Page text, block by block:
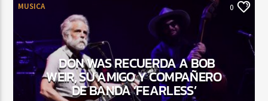
MUSICA 0
DON WAS RECUERDA A BOB
WEIR, SU AMIGO Y COMPAÑERO
DE BANDA ‘FEARLESS’